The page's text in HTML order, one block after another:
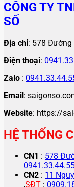
CÔNG TY
SỐ
Địa chỉ: 578 Đường
Điện thoại:
Zalo :
Email:
Website: https://
HỆ THỐNG
CN1 : 578
0941.33.44.55
CN2 : 11
,SĐT :